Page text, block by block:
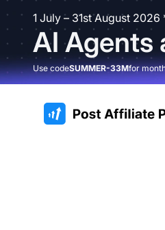
1 July – 31st August
AI Agents
Use codeSUMMER-33Mfor
:site.title